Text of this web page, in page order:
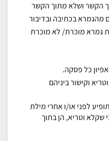
הקשר ושלא מתוך הקשר
מהגמרא בכתיבה ובדיבור
גמרא מוכרת/ לא מוכרת
כל פסקה.
וקישור ביניהם
לפני או/ו אחרי מילת
וטריא, הן בתוך